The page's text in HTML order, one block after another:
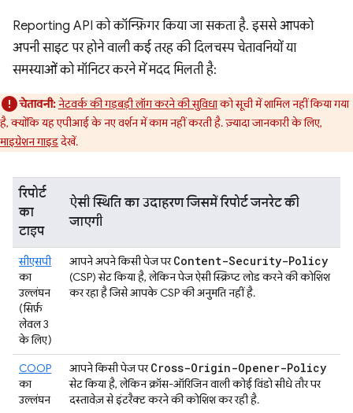
Reporting API को कॉन्फ़िगर किया जा सकता है. इससे आपको
अपनी साइट पर होने वाली कई तरह की दिलचस्प चेतावनियों या
समस्याओं को मॉनिटर करने में मदद मिलती है:
चेतावनी:नेटवर्क की गड़बड़ी लॉग करने की सुविधाको सूची में शामिल नहीं किया गया
है, क्योंकि यह एपीआई के नए वर्शन में काम नहीं करती है. ज़्यादा जानकारी के लिए,
माइग्रेशन गाइडदेखें.
रिपोर्ट
का
टाइप
ऐसी स्थिति का उदाहरण जिसमें रिपोर्ट जनरेट की
जाएगी
सीएसपी
का
उल्लंघन
(सिर्फ़
लेवल 3
के लिए)
आपने अपने किसी पेज परContent-Security-Policy
(CSP) सेट किया है, लेकिन पेज ऐसी स्क्रिप्ट लोड करने की कोशिश
कर रहा है जिसे आपके CSP की अनुमति नहीं है.
COOP
का
उल्लंघन
आपने किसी पेज परCross-Origin-Opener-Policy
सेट किया है, लेकिन क्रॉस-ऑरिजिन वाली कोई विंडो सीधे तौर पर
दस्तावेज़ से इंटरैक्ट करने की कोशिश कर रही है.